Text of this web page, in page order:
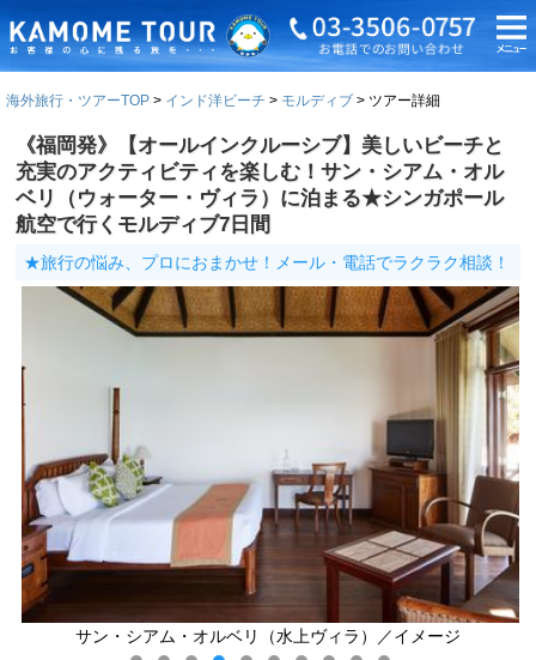
海外旅行・ツアーTOP インド洋ビーチ モルディブ ツアー詳細
《福岡発》【オールインクルーシブ】美しいビーチと
充実のアクティビティを楽しむ！サン・シアム・オル
ベリ（ウォーター・ヴィラ）に泊まる★シンガポール
航空で行くモルディブ7日間
★旅行の悩み、プロにおまかせ！メール・電話でラクラク相談！
ヴィラ）／イメージ サン・シアム・オルベリ（水上